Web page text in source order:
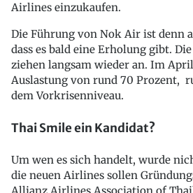
Airlines einzukaufen.
Die Führung von Nok Air ist denn
dass es bald eine Erholung gibt.
ziehen langsam wieder an. Im
Auslastung von rund 70 Prozent,
dem Vorkrisenniveau.
Thai Smile ein Kandidat?
Um wen es sich handelt, wurde
die neuen Airlines sollen